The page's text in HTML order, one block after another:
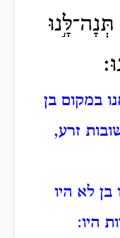
במקום בן
זרע,
לא היו
היו: